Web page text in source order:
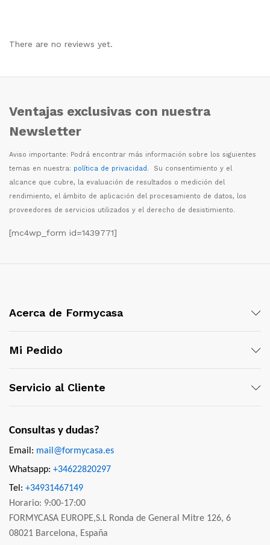
There are no reviews yet.
Ventajas exclusivas con nuestra
Newsletter
Aviso importante: Podrá encontrar más información sobre los siguientes
temas en nuestra: política de privacidad. Su consentimiento y el
alcance que cubre, la evaluación de resultados o medición del
rendimiento, el ámbito de aplicación del procesamiento de datos, los
proveedores de servicios utilizados y el derecho de desistimiento.
[mc4wp_form id=1439771]
Acerca de Formycasa
Mi Pedido
Servicio al Cliente
Consultas y dudas?
Email: mail@formycasa.es
Whatsapp: +34622820297
Tel: +34931467149
Horario: 9:00-17:00
FORMYCASA EUROPE,S.L Ronda de General Mitre 126, 6
08021 Barcelona, España